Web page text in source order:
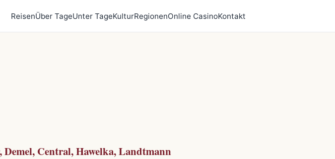
ReisenÜber TageUnter TageKulturRegionenOnline CasinoKontakt
Central, Hawelka, Landtmann